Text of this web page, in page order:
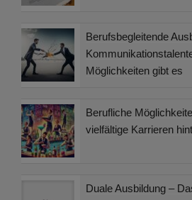
Berufsbegleitende
Möglichkeiten gibt es
Berufliche
vielfältige Karrieren
Duale Ausbildung –